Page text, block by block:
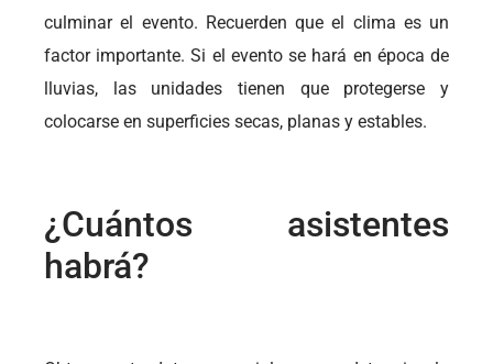
culminar el evento. Recuerden que el clima es un
factor importante. Si el evento se hará en época de
lluvias, las unidades tienen que protegerse y
colocarse en superficies secas, planas y estables.
¿Cuántos asistentes
habrá?